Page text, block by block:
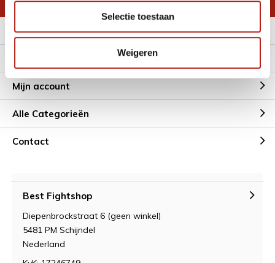
Selectie toestaan
Weigeren
Meer informatie
Mijn account
Alle Categorieën
Contact
Best Fightshop
Diepenbrockstraat 6 (geen winkel)
5481 PM Schijndel
Nederland